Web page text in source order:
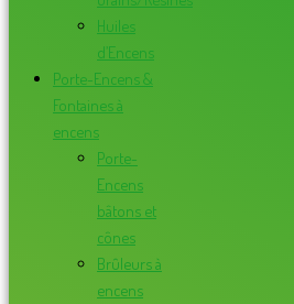
Huiles
d’Encens
Porte-Encens &
Fontaines à
encens
Porte-
Encens
bâtons et
cônes
Brûleurs à
encens